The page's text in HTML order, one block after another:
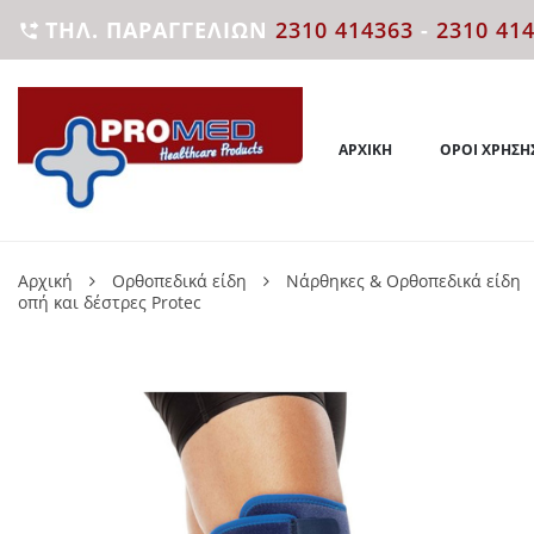
 ΤΗΛ. ΠΑΡΑΓΓΕΛΙΏΝ 2310 414363 - 2310
ΑΡΧΙΚΉ ΌΡΟΙ
Αρχική Ορθοπεδικά είδη
Νάρθηκες & Ορθοπεδικά είδη
οπή και δέστρες Protec